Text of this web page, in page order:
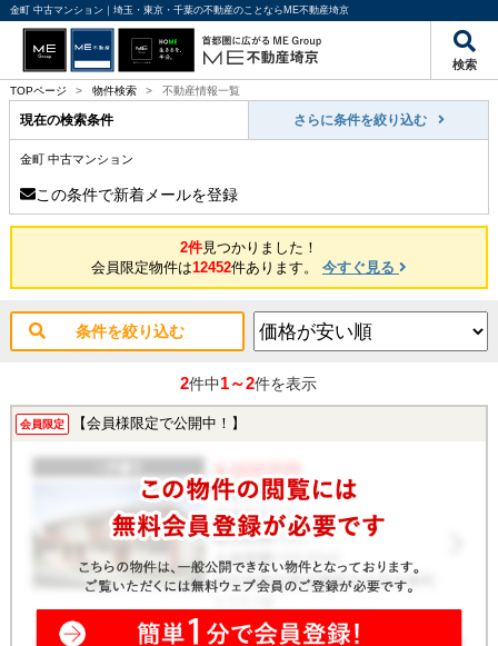
金町 中古マンション｜埼玉・東京・千葉の不動産のことならME不動産埼京
検索
TOPページ > 物件検索 > 不動産情報一覧
現在の検索条件 さらに条件を絞り込む
金町 中古マンション
この条件で新着メールを登録
2件見つかりました！
会員限定物件は12452件あります。 今すぐ見る
条件を絞り込む
2件中1～2件を表示
会員限定 【会員様限定で公開中！】